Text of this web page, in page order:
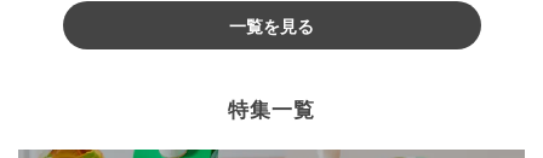
一覧を見る
特集一覧